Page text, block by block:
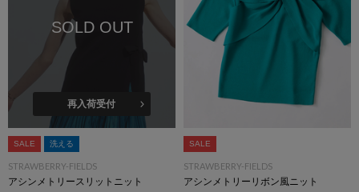
SOLD OUT
再入荷受付
SALE 洗える
STRAWBERRY-FIELDS
アシンメトリースリットニット
SALE
STRAWBERRY-FIELDS
アシンメトリーリボン風ニット